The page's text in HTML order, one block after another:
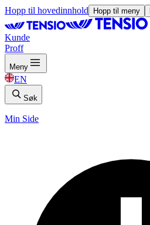
Hopp til hovedinnhold Hopp til meny
Kunde
Proff
Meny
EN
Søk
Min Side